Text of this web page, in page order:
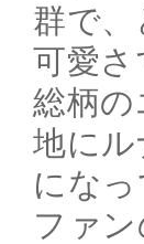
群で
可愛さ
総柄
地に
になっ
ファ